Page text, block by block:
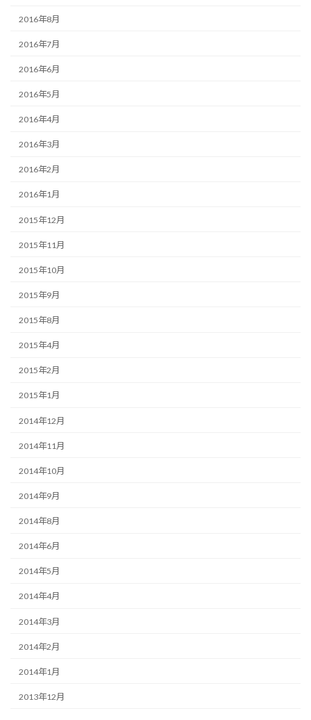
2016年8月
2016年7月
2016年6月
2016年5月
2016年4月
2016年3月
2016年2月
2016年1月
2015年12月
2015年11月
2015年10月
2015年9月
2015年8月
2015年4月
2015年2月
2015年1月
2014年12月
2014年11月
2014年10月
2014年9月
2014年8月
2014年6月
2014年5月
2014年4月
2014年3月
2014年2月
2014年1月
2013年12月